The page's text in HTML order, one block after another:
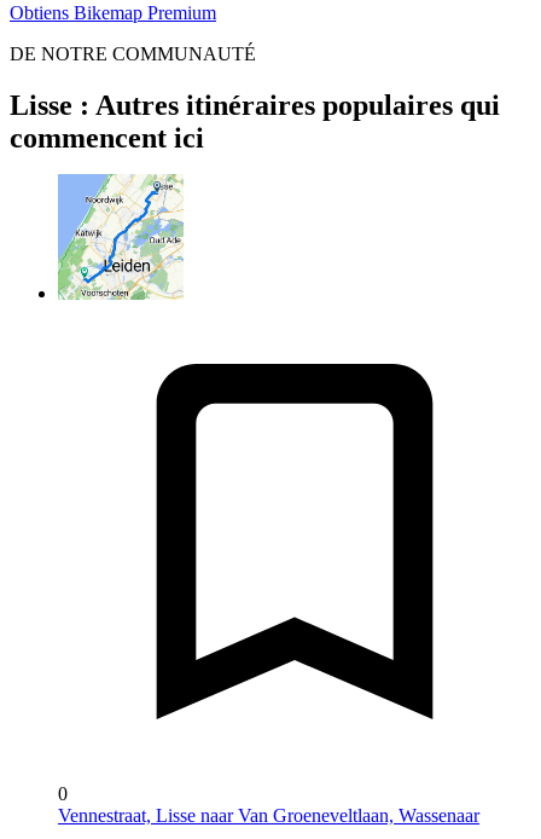
Obtiens Bikemap Premium
DE NOTRE COMMUNAUTÉ
Lisse : Autres itinéraires populaires qui
commencent ici
0
Vennestraat, Lisse naar Van Groeneveltlaan, Wassenaar